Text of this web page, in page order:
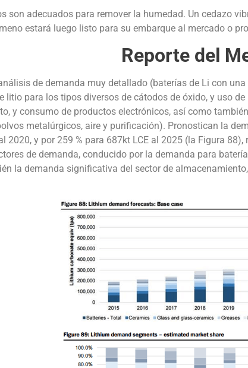
son adecuados para remover la humedad. Un cedazo
estará luego listo para su embarque al mercado o
Reporte del
de demanda muy detallado (baterías de Li con
litio para los tipos diversos de cátodos de óxido, y uso
y consumo de productos electrónicos, así como
metalúrgicos, aire y purificación). Pronostican la
2020, y por 259 % para 687kt LCE al 2025 (la Figura
de demanda, conducido por la demanda para
la demanda significativa del sector de